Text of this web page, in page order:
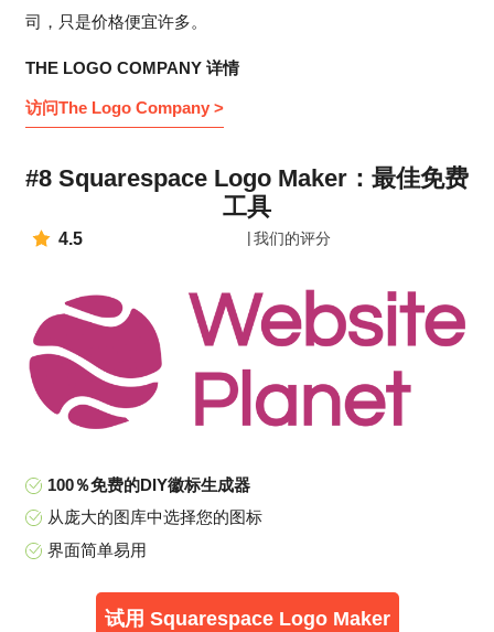
司，只是价格便宜许多。
THE LOGO COMPANY 详情
访问The Logo Company >
#8 Squarespace Logo Maker：最佳免费
工具
4.5 我们的评分
100％免费的DIY徽标生成器
从庞大的图库中选择您的图标
界面简单易用
试用 Squarespace Logo Maker